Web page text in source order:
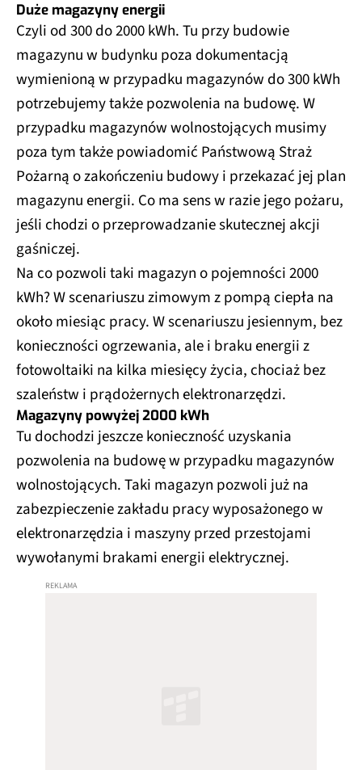
Duże magazyny energii
Czyli od 300 do 2000 kWh. Tu przy budowie
magazynu w budynku poza dokumentacją
wymienioną w przypadku magazynów do 300 kWh
potrzebujemy także pozwolenia na budowę. W
przypadku magazynów wolnostojących musimy
poza tym także powiadomić Państwową Straż
Pożarną o zakończeniu budowy i przekazać jej plan
magazynu energii. Co ma sens w razie jego pożaru,
jeśli chodzi o przeprowadzanie skutecznej akcji
gaśniczej.
Na co pozwoli taki magazyn o pojemności 2000
kWh? W scenariuszu zimowym z pompą ciepła na
około miesiąc pracy. W scenariuszu jesiennym, bez
konieczności ogrzewania, ale i braku energii z
fotowoltaiki na kilka miesięcy życia, chociaż bez
szaleństw i prądożernych elektronarzędzi.
Magazyny powyżej 2000 kWh
Tu dochodzi jeszcze konieczność uzyskania
pozwolenia na budowę w przypadku magazynów
wolnostojących. Taki magazyn pozwoli już na
zabezpieczenie zakładu pracy wyposażonego w
elektronarzędzia i maszyny przed przestojami
wywołanymi brakami energii elektrycznej.